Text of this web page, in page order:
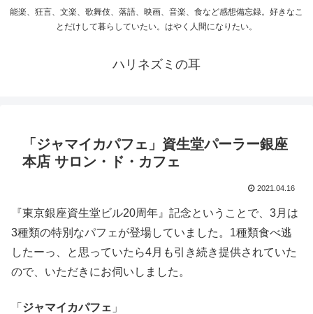
能楽、狂言、文楽、歌舞伎、落語、映画、音楽、食など感想備忘録。好きなこ
とだけして暮らしていたい。はやく人間になりたい。
ハリネズミの耳
「ジャマイカパフェ」資生堂パーラー銀座
本店 サロン・ド・カフェ
2021.04.16
『東京銀座資生堂ビル20周年』記念ということで、3月は
3種類の特別なパフェが登場していました。1種類食べ逃
したーっ、と思っていたら4月も引き続き提供されていた
ので、いただきにお伺いしました。
「 ジャマイカパフェ 」